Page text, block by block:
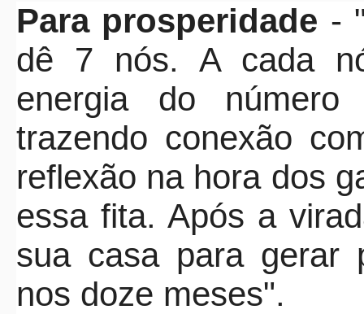
Para prosperidade -
dê 7 nós. A cada
energia do
trazendo conexão
reflexão na hora dos
essa fita. Após a
sua casa para gerar
nos doze meses".